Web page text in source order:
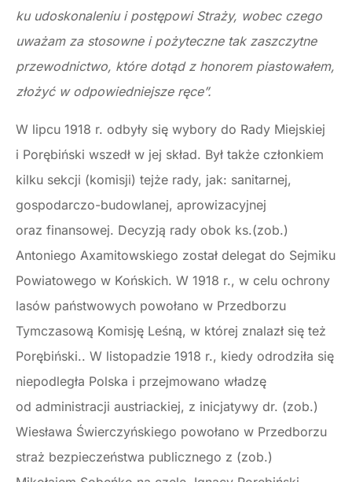
ku udoskonaleniu i postępowi Straży, wobec czego
uważam za stosowne i pożyteczne tak zaszczytne
przewodnictwo, które dotąd z honorem piastowałem,
złożyć w odpowiedniejsze ręce”.
W lipcu 1918 r. odbyły się wybory do Rady Miejskiej
i Porębiński wszedł w jej skład. Był także członkiem
kilku sekcji (komisji) tejże rady, jak: sanitarnej,
gospodarczo-budowlanej, aprowizacyjnej
oraz finansowej. Decyzją rady obok ks.(zob.)
Antoniego Axamitowskiego został delegat do Sejmiku
Powiatowego w Końskich. W 1918 r., w celu ochrony
lasów państwowych powołano w Przedborzu
Tymczasową Komisję Leśną, w której znalazł się też
Porębiński.. W listopadzie 1918 r., kiedy odrodziła się
niepodległa Polska i przejmowano władzę
od administracji austriackiej, z inicjatywy dr. (zob.)
Wiesława Świerczyńskiego powołano w Przedborzu
straż bezpieczeństwa publicznego z (zob.)